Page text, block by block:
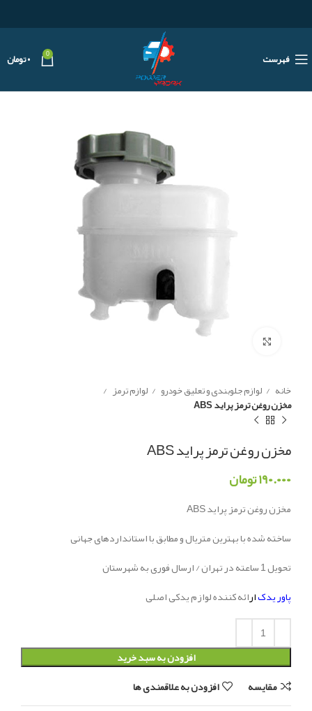
فهرست 0 ۰تومان
Click to enlarge
خانه لوازم جلوبندی و تعلیق خودرو لوازم ترمز
مخزن روغن ترمز پراید ABS
مخزن روغن ترمز پراید ABS
۱۹۰.۰۰۰تومان
مخزن روغن ترمز پراید ABS
ساخته شده با بهترین متریال و مطابق با استانداردهای جهانی
تحویل 1 ساعته در تهران / ارسال فوری به شهرستان
پاور یدکارائه کننده لوازم یدکی اصلی
افزودن به سبد خرید
مقایسه
افزودن به علاقمندی ها